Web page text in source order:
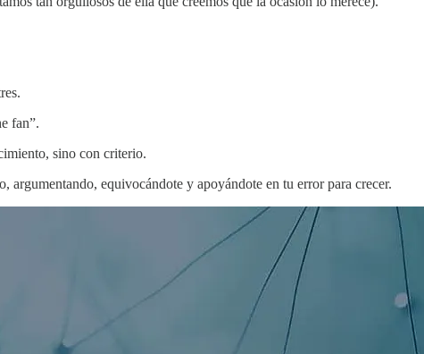
fan”.
sino con criterio.
equivocándote y apoyándote en tu error para crecer.